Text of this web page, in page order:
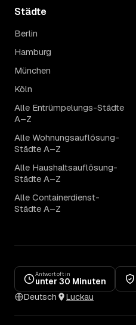
Städte
Berlin
Hamburg
München
Köln
Alle Entrümpelungs-Städte
A–Z
Alle Wohnungsauflösung-
Städte A–Z
Alle Haushaltsauflösung-
Städte A–Z
Alle Containerdienst-
Städte A–Z
Antwort oft in
unter 30 Minuten
Deutsch
Luckau